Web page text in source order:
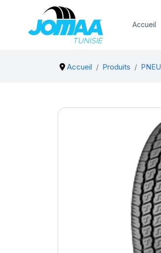
Accueil
Accueil Produits PNEU